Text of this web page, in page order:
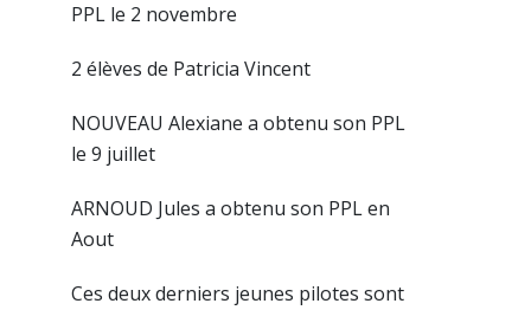
PPL le 2 novembre
2 élèves de Patricia Vincent
NOUVEAU Alexiane a obtenu son PPL
le 9 juillet
ARNOUD Jules a obtenu son PPL en
Aout
Ces deux derniers jeunes pilotes sont